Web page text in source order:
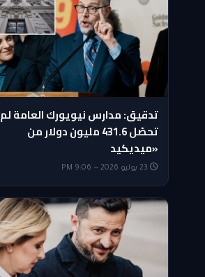
تدقيق: مدارس نيويورك العامة لم
تحصّل 431.6 مليون دولار من
«ميديكيد